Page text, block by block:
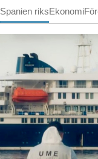
Spanien riksEkonomi